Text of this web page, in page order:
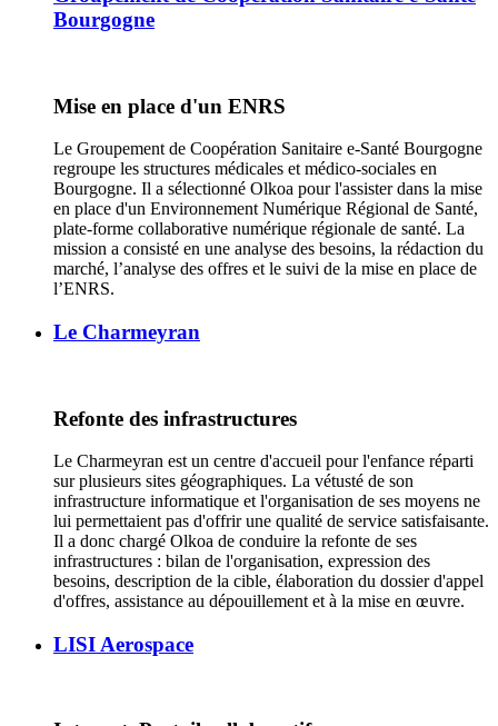
Bourgogne
Mise en place d'un ENRS
Le Groupement de Coopération Sanitaire e-Santé Bourgogne
regroupe les structures médicales et médico-sociales en
Bourgogne. Il a sélectionné Olkoa pour l'assister dans la mise
en place d'un Environnement Numérique Régional de Santé,
plate-forme collaborative numérique régionale de santé. La
mission a consisté en une analyse des besoins, la rédaction du
marché, l’analyse des offres et le suivi de la mise en place de
l’ENRS.
Le Charmeyran
Refonte des infrastructures
Le Charmeyran est un centre d'accueil pour l'enfance réparti
sur plusieurs sites géographiques. La vétusté de son
infrastructure informatique et l'organisation de ses moyens ne
lui permettaient pas d'offrir une qualité de service satisfaisante.
Il a donc chargé Olkoa de conduire la refonte de ses
infrastructures : bilan de l'organisation, expression des
besoins, description de la cible, élaboration du dossier d'appel
d'offres, assistance au dépouillement et à la mise en œuvre.
LISI Aerospace